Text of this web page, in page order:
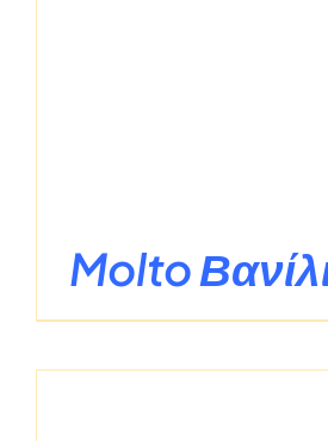
Molto